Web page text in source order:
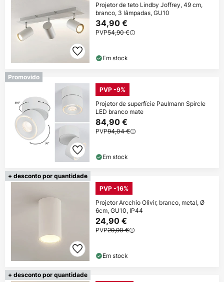
Projetor de teto Lindby Joffrey, 49 cm,
branco, 3 lâmpadas, GU10
34,90 €
PVP54,90 €
Em stock
Promovido
PVP -9%
Projetor de superfície Paulmann Spircle
LED branco mate
84,90 €
PVP94,04 €
Em stock
+ desconto por quantidade
PVP -16%
Projetor Arcchio Olivir, branco, metal, Ø
6cm, GU10, IP44
24,90 €
PVP29,90 €
Em stock
+ desconto por quantidade